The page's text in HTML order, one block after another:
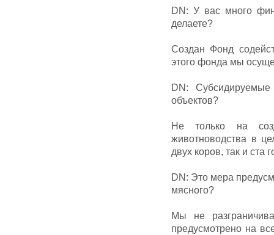
DN: У вас много
делаете?
Создан Фонд
этого фонда мы
DN:
объектов?
Не только на
животноводства в
двух коров, так и ста
DN: Это мера
мясного?
Мы не
предусмотрено на